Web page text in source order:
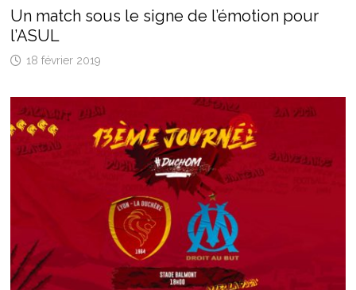
Un match sous le signe de l’émotion pour
l’ASUL
18 février 2019